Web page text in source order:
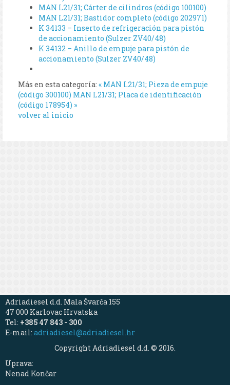
MAN L21/31; Cárter de cilindros (código 100100)
MAN L21/31; Bastidor completo (código 202971)
K 34133 – Inserto de refrigeración para pistón
de accionamiento (Sulzer ZV40/48)
K 34132 – Anillo de empuje para pistón de
accionamiento (Sulzer ZV40/48)
Más en esta categoría: « MAN L21/31; Pieza de empuje
(código 300100) MAN L21/31; Placa de identificación
(código 178954) »
volver al inicio
Adriadiesel d.d. Mala Švarča 155
47 000 Karlovac Hrvatska
Tel: +385 47 843 - 300
E-mail: adriadiesel@adriadiesel.hr
Copyright Adriadiesel d.d. © 2016.
Uprava:
Nenad Končar